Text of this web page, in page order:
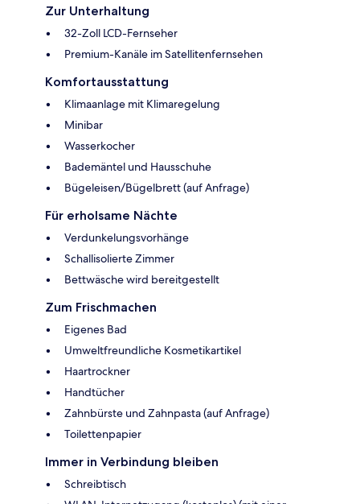
Zur Unterhaltung
32-Zoll LCD-Fernseher
Premium-Kanäle im Satellitenfernsehen
Komfortausstattung
Klimaanlage mit Klimaregelung
Minibar
Wasserkocher
Bademäntel und Hausschuhe
Bügeleisen/Bügelbrett (auf Anfrage)
Für erholsame Nächte
Verdunkelungsvorhänge
Schallisolierte Zimmer
Bettwäsche wird bereitgestellt
Zum Frischmachen
Eigenes Bad
Umweltfreundliche Kosmetikartikel
Haartrockner
Handtücher
Zahnbürste und Zahnpasta (auf Anfrage)
Toilettenpapier
Immer in Verbindung bleiben
Schreibtisch